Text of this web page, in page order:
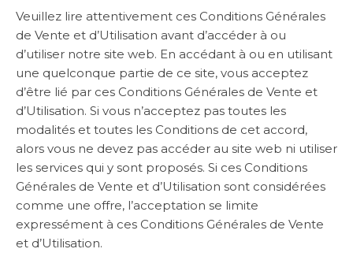
Veuillez lire attentivement ces Conditions Générales
de Vente et d’Utilisation avant d’accéder à ou
d’utiliser notre site web. En accédant à ou en utilisant
une quelconque partie de ce site, vous acceptez
d’être lié par ces Conditions Générales de Vente et
d’Utilisation. Si vous n’acceptez pas toutes les
modalités et toutes les Conditions de cet accord,
alors vous ne devez pas accéder au site web ni utiliser
les services qui y sont proposés. Si ces Conditions
Générales de Vente et d’Utilisation sont considérées
comme une offre, l’acceptation se limite
expressément à ces Conditions Générales de Vente
et d’Utilisation.